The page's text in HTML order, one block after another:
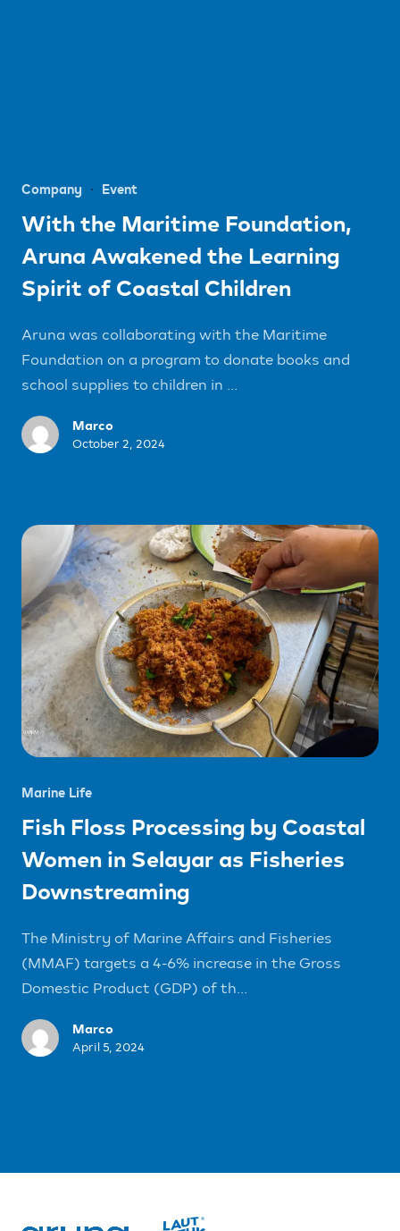
Company Event
With the Maritime Foundation,
Aruna Awakened the Learning
Spirit of Coastal Children
Aruna was collaborating with the Maritime
Foundation on a program to donate books and
school supplies to children in ...
Marco
October 2, 2024
Marine Life
Fish Floss Processing by Coastal
Women in Selayar as Fisheries
Downstreaming
The Ministry of Marine Affairs and Fisheries
(MMAF) targets a 4-6% increase in the Gross
Domestic Product (GDP) of th...
Marco
April 5, 2024